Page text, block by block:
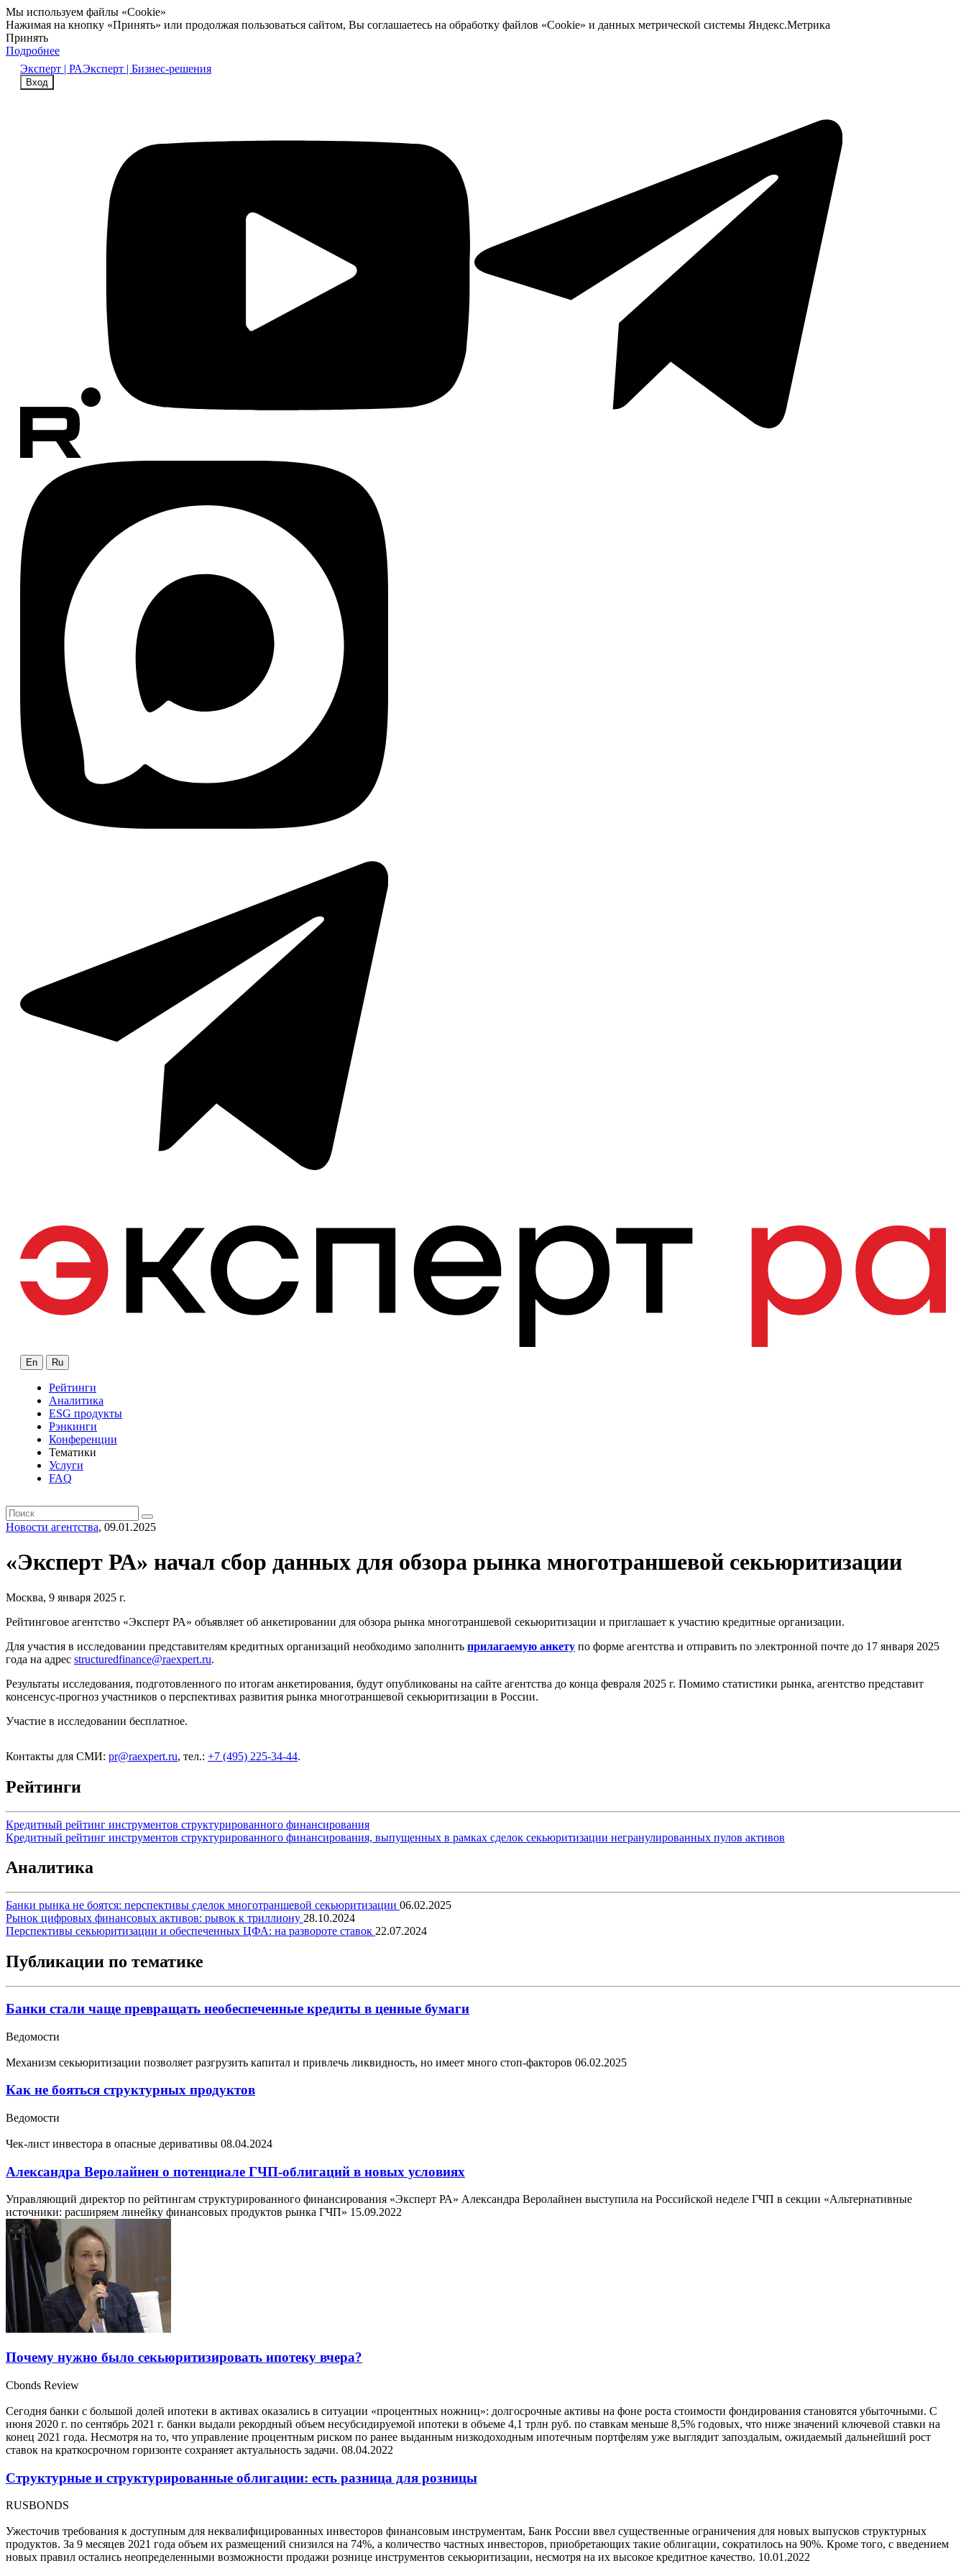
Мы используем файлы «Cookie»
Нажимая на кнопку «Принять» или продолжая пользоваться сайтом, Вы соглашаетесь на обработку файлов «Cookie» и данных метрической системы Яндекс.Метрика
Принять
Подробнее
Эксперт | РАЭксперт | Бизнес-решения
Вход
En Ru
Рейтинги
Аналитика
ESG продукты
Рэнкинги
Конференции
Тематики
Услуги
FAQ
Новости агентства, 09.01.2025
«Эксперт РА» начал сбор данных для обзора рынка многотраншевой секьюритизации
Москва, 9 января 2025 г.
Рейтинговое агентство «Эксперт РА» объявляет об анкетировании для обзора рынка многотраншевой секьюритизации и приглашает к участию кредитные организации.
Для участия в исследовании представителям кредитных организаций необходимо заполнить прилагаемую анкету по форме агентства и отправить по электронной почте до 17 января 2025
года на адрес structuredfinance@raexpert.ru.
Результаты исследования, подготовленного по итогам анкетирования, будут опубликованы на сайте агентства до конца февраля 2025 г. Помимо статистики рынка, агентство представит
консенсус-прогноз участников о перспективах развития рынка многотраншевой секьюритизации в России.
Участие в исследовании бесплатное.
Контакты для СМИ: pr@raexpert.ru, тел.: +7 (495) 225-34-44.
Рейтинги
Кредитный рейтинг инструментов структурированного финансирования
Кредитный рейтинг инструментов структурированного финансирования, выпущенных в рамках сделок секьюритизации негранулированных пулов активов
Аналитика
Банки рынка не боятся: перспективы сделок многотраншевой секьюритизации 06.02.2025
Рынок цифровых финансовых активов: рывок к триллиону 28.10.2024
Перспективы секьюритизации и обеспеченных ЦФА: на развороте ставок 22.07.2024
Публикации по тематике
Банки стали чаще превращать необеспеченные кредиты в ценные бумаги
Ведомости
Механизм секьюритизации позволяет разгрузить капитал и привлечь ликвидность, но имеет много стоп-факторов 06.02.2025
Как не бояться структурных продуктов
Ведомости
Чек-лист инвестора в опасные деривативы 08.04.2024
Александра Веролайнен о потенциале ГЧП-облигаций в новых условиях
Управляющий директор по рейтингам структурированного финансирования «Эксперт РА» Александра Веролайнен выступила на Российской неделе ГЧП в секции «Альтернативные
источники: расширяем линейку финансовых продуктов рынка ГЧП» 15.09.2022
Почему нужно было секьюритизировать ипотеку вчера?
Cbonds Review
Сегодня банки с большой долей ипотеки в активах оказались в ситуации «процентных ножниц»: долгосрочные активы на фоне роста стоимости фондирования становятся убыточными. С
июня 2020 г. по сентябрь 2021 г. банки выдали рекордный объем несубсидируемой ипотеки в объеме 4,1 трлн руб. по ставкам меньше 8,5% годовых, что ниже значений ключевой ставки на
конец 2021 года. Несмотря на то, что управление процентным риском по ранее выданным низкодоходным ипотечным портфелям уже выглядит запоздалым, ожидаемый дальнейший рост
ставок на краткосрочном горизонте сохраняет актуальность задачи. 08.04.2022
Структурные и структурированные облигации: есть разница для розницы
RUSBONDS
Ужесточив требования к доступным для неквалифицированных инвесторов финансовым инструментам, Банк России ввел существенные ограничения для новых выпусков структурных
продуктов. За 9 месяцев 2021 года объем их размещений снизился на 74%, а количество частных инвесторов, приобретающих такие облигации, сократилось на 90%. Кроме того, с введением
новых правил остались неопределенными возможности продажи рознице инструментов секьюритизации, несмотря на их высокое кредитное качество. 10.01.2022